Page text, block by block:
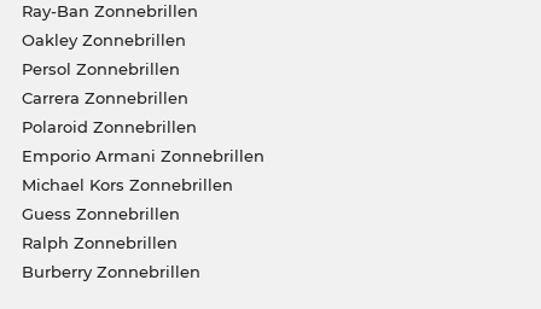
Ray-Ban Zonnebrillen
Oakley Zonnebrillen
Persol Zonnebrillen
Carrera Zonnebrillen
Polaroid Zonnebrillen
Emporio Armani Zonnebrillen
Michael Kors Zonnebrillen
Guess Zonnebrillen
Ralph Zonnebrillen
Burberry Zonnebrillen